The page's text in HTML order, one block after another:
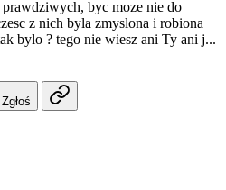
byc moze nie do
z nich byla zmyslona i robiona
bylo ? tego nie wiesz ani Ty ani j...
Zgłoś